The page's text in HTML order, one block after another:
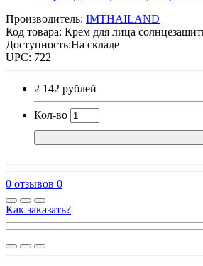
Производитель: IMTHAILAND
Код товара: Крем для лица
Доступность:На складе
UPC: 722
2 142 рублей
Кол-во
0 отзывов 0
Как заказать?